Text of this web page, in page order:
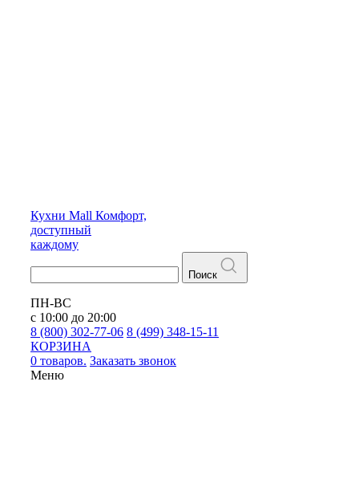
Кухни Mall Комфорт,
доступный
каждому
Поиск
ПН-ВС
с 10:00 до 20:00
8 (800) 302-77-06 8 (499) 348-15-11
КОРЗИНА
0 товаров. Заказать звонок
Меню